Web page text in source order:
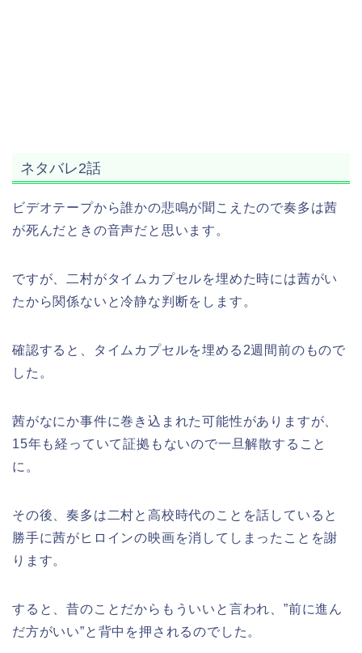
ネタバレ2話
ビデオテープから誰かの悲鳴が聞こえたので奏多は茜
が死んだときの音声だと思います。
ですが、二村がタイムカプセルを埋めた時には茜がい
たから関係ないと冷静な判断をします。
確認すると、タイムカプセルを埋める2週間前のもので
した。
茜がなにか事件に巻き込まれた可能性がありますが、
15年も経っていて証拠もないので一旦解散すること
に。
その後、奏多は二村と高校時代のことを話していると
勝手に茜がヒロインの映画を消してしまったことを謝
ります。
すると、昔のことだからもういいと言われ、”前に進ん
だ方がいい”と背中を押されるのでした。